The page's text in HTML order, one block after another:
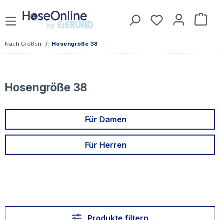
Zum Hauptinhalt springen Du hast 0
Nach Größen / Hosengröße 38
Hosengröße 38
Für Damen
Für Herren
Produkte filtern